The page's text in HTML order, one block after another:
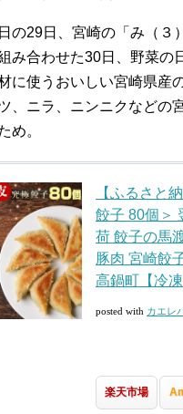
の29日、宮崎の「み（３
み合わせた30日、野菜の
に使うおいしい宮崎県産
、ニラ、ニンニクなどの
め。
【ふるさと
餃子 80個＞
荷 餃子の馬
豚肉 宮崎餃
高鍋町【冷凍
posted with カエレ
楽天市場